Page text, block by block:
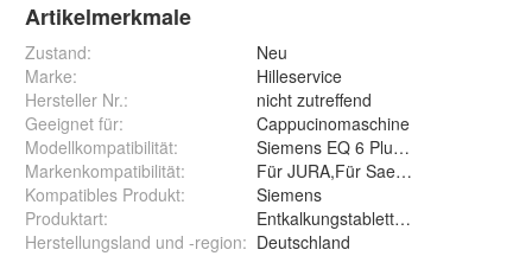
Artikelmerkmale
Zustand:
Neu
Marke:
Hilleservice
Hersteller Nr.:
nicht zutreffend
Geeignet für:
Cappucinomaschine
Modellkompatibilität:
Siemens EQ 6 Plus Series
Markenkompatibilität:
Für JURA,Für Saeco,Für Krups
Kompatibles Produkt:
Siemens
Produktart:
Entkalkungstabletten
Herstellungsland und -region: Deutschland